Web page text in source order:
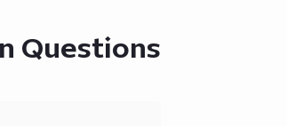
Questions